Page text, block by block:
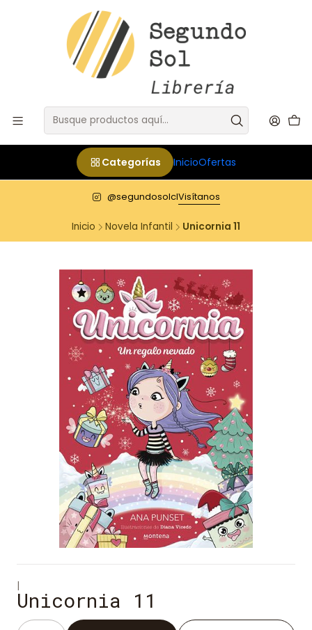
Categorías InicioOfertas
@segundosolclVisítanos
Inicio Novela Infantil Unicornia 11
|
Unicornia 11